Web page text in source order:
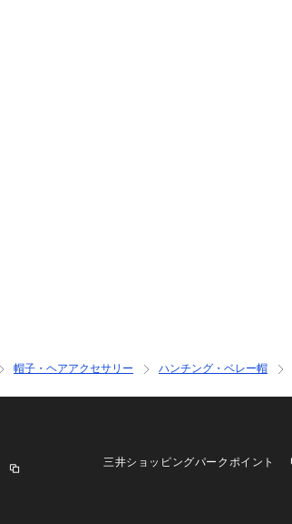
帽子・ヘアアクセサリー ハンチング・ベレー帽
三井ショッピングパークポイント